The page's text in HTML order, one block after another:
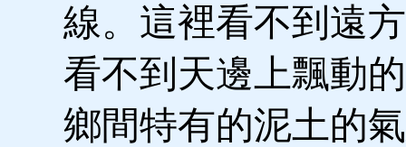
線。這裡看不到遠
看不到天邊上飄動
鄉間特有的泥土的